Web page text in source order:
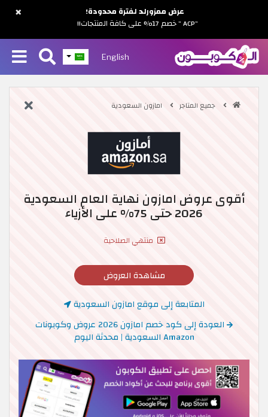
English
جميع المتاجر امازون السعودية
أقوى عروض امازون نهاية العام السعودية
2026 حتى 75% على الأزياء
منتهي الصلاحية
مشاهدة العروض
المتابعة إلى موقع امازون السعودية
العودة إلى كود خصم امازون 2026 عروض وكوبونات
Amazon السعودية | محدثة اليوم
×
عرض ممزورلد لفترة محدودة!
"ACP " خصم 17% على كافة المنتجات!!